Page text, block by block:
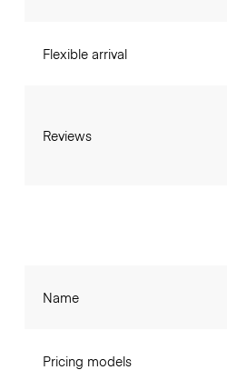
Flexible arrival
Reviews
Name
Pricing models